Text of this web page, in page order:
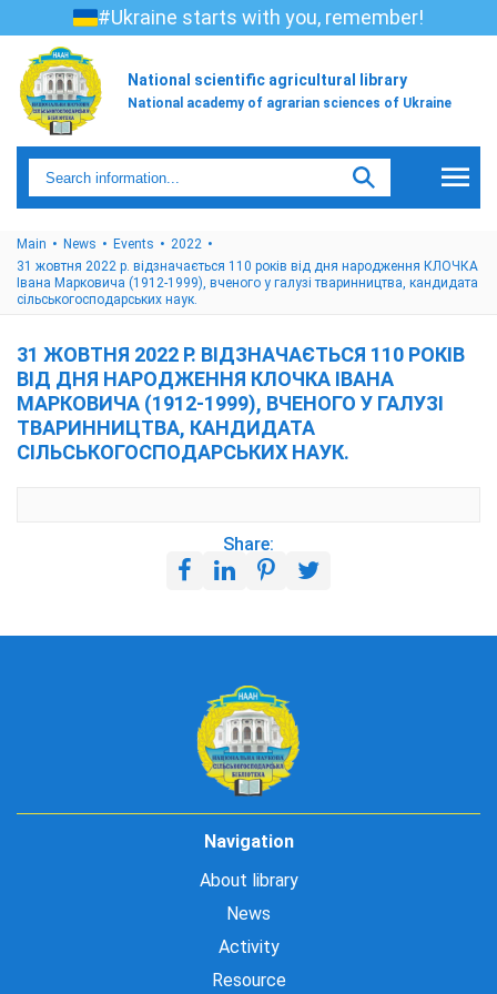
#Ukraine starts with you, remember!
National scientific agricultural library
National academy of agrarian sciences of Ukraine
Main News Events
2022
31 жовтня 2022 р. відзначається 110 років від дня народження КЛОЧКА
Івана Марковича (1912-1999), вченого у галузі тваринництва, кандидата
сільськогосподарських наук.
31 ЖОВТНЯ 2022 Р. ВІДЗНАЧАЄТЬСЯ 110 РОКІВ
ВІД ДНЯ НАРОДЖЕННЯ КЛОЧКА ІВАНА
МАРКОВИЧА (1912-1999), ВЧЕНОГО У ГАЛУЗІ
ТВАРИННИЦТВА, КАНДИДАТА
СІЛЬСЬКОГОСПОДАРСЬКИХ НАУК.
Share:
Navigation
About library
News
Activity
Resource